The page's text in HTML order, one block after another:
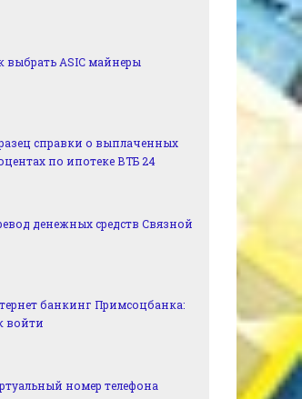
выбрать ASIC майнеры
справки о выплаченных
по ипотеке ВТБ 24
денежных средств Связной
банкинг Примсоцбанка:
войти
номер телефона